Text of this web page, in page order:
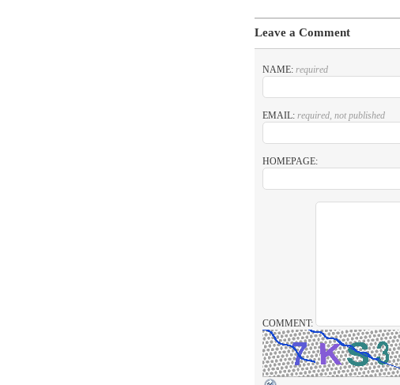
Leave a Comment
NAME: required
EMAIL: required, not published
HOMEPAGE:
COMMENT: